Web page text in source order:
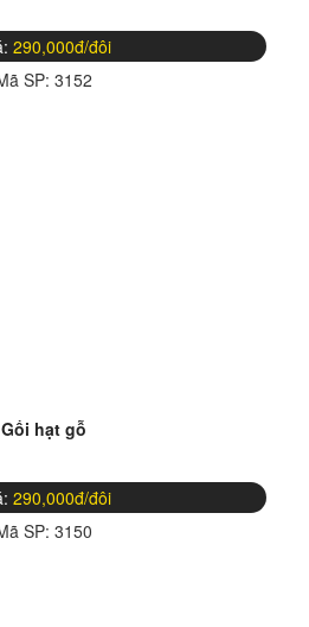
290,000đ/đôi
SP: 3152
Gối hạt gỗ
290,000đ/đôi
SP: 3150